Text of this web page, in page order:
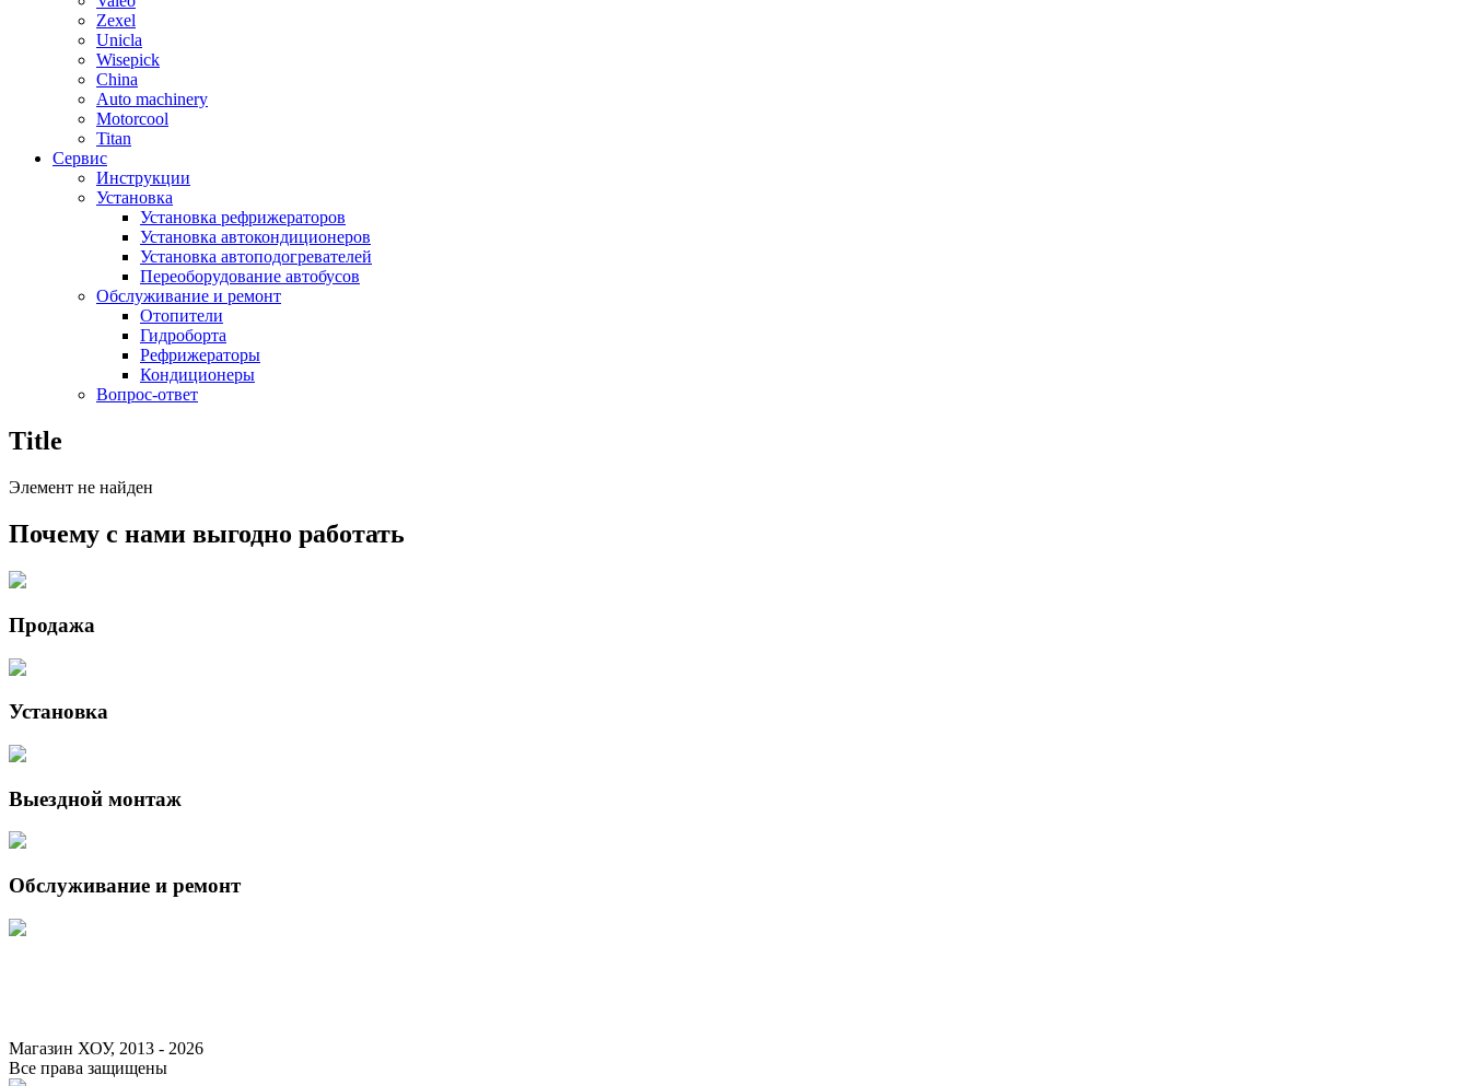
Zexel
Unicla
Wisepick
China
Auto machinery
Motorcool
Titan
Сервис
Инструкции
Установка
Установка рефрижераторов
Установка автокондиционеров
Установка автоподогревателей
Переоборудование автобусов
Обслуживание и ремонт
Отопители
Гидроборта
Рефрижераторы
Кондиционеры
Вопрос-ответ
Title
Элемент не найден
Почему с нами выгодно работать
Продажа
Установка
Выездной монтаж
Обслуживание и ремонт
Магазин ХОУ, 2013 - 2026
Все права защищены